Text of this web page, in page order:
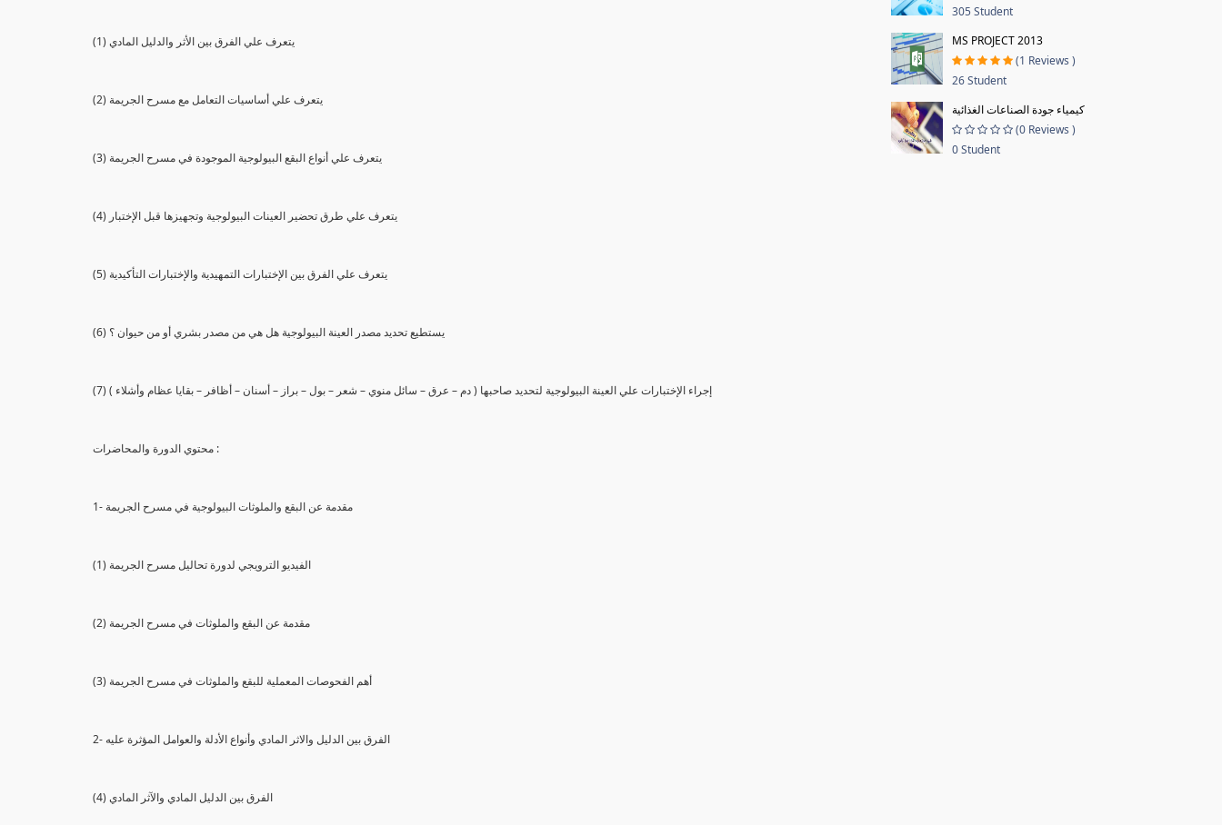
(1) يتعرف علي الفرق بين الأثر والدليل المادي
(2) يتعرف علي أساسيات التعامل مع مسرح الجريمة
(3) يتعرف علي أنواع البقع البيولوجية الموجودة في مسرح الجريمة
(4) يتعرف علي طرق تحضير العينات البيولوجية وتجهيزها قبل الإختبار
(5) يتعرف علي الفرق بين الإختبارات التمهيدية والإختبارات التأكيدية
(6) يستطيع تحديد مصدر العينة البيولوجية هل هي من مصدر بشري أو من حيوان ؟
(7) إجراء الإختبارات علي العينة البيولوجية لتحديد صاحبها ( دم – عرق – سائل منوي – شعر – بول – براز – أسنان – أظافر – بقايا عظام وأشلاء )
محتوي الدورة والمحاضرات :
1- مقدمة عن البقع والملوثات البيولوجية في مسرح الجريمة
(1) الفيديو الترويجي لدورة تحاليل مسرح الجريمة
(2) مقدمة عن البقع والملوثات في مسرح الجريمة
(3) أهم الفحوصات المعملية للبقع والملوثات في مسرح الجريمة
2- الفرق بين الدليل والاثر المادي وأنواع الأدلة والعوامل المؤثرة عليه
(4) الفرق بين الدليل المادي والآثر المادي
305 Student
MS PROJECT 2013
(1 Reviews )
26 Student
كيمياء جودة الصناعات الغذائية
(0 Reviews )
0 Student